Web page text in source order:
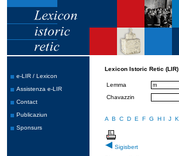
e-LIR / Lexicon
Assistenza e-LIR
Contact
Publicaziun
Sponsurs
Lexicon Istoric Retic (LIR)
Lemma
Chavazzin
A B C D E F G H I J K
Sigisbert